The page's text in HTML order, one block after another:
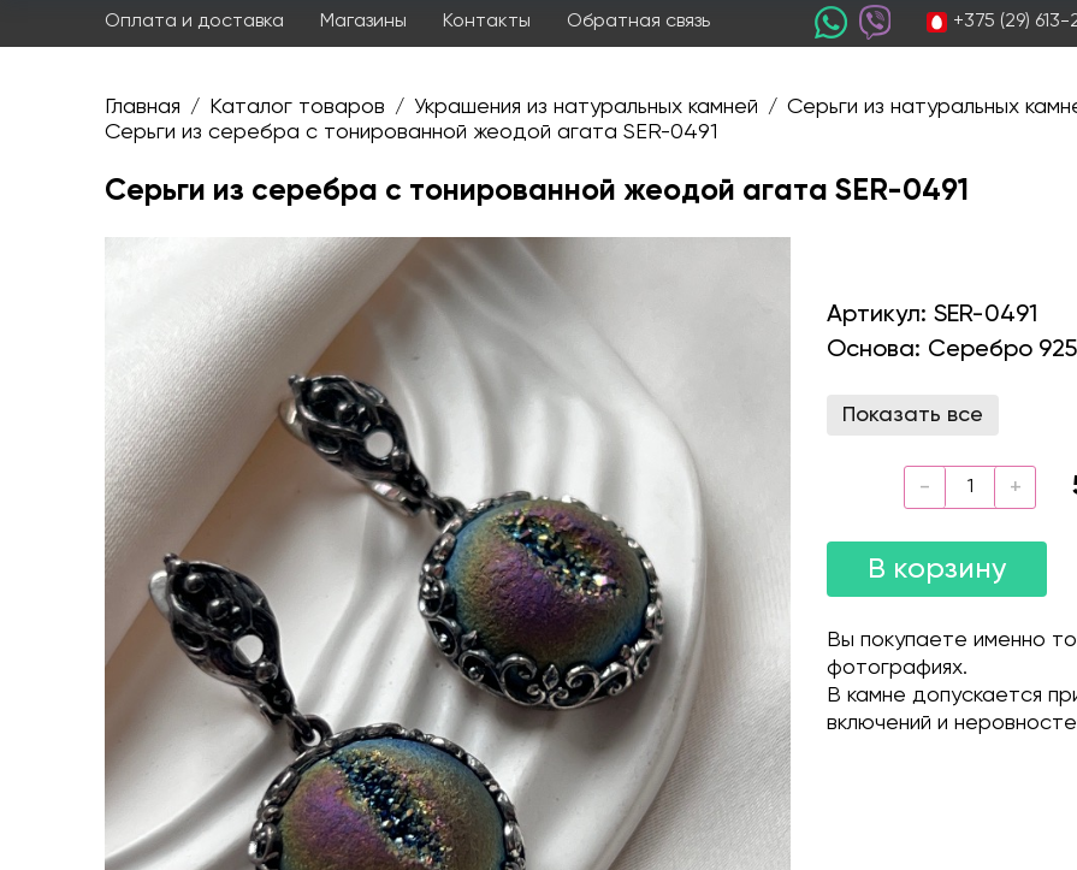
Оплата и доставка Магазины Контакты Обратная связь +375 (29)
Главная / Каталог товаров / Украшения из натуральных камней / Серьги из натуральных
Серьги из серебра с тонированной жеодой агата SER-0491
Серьги из серебра с тонированной жеодой агата SER-0491
Артикул: SER-0491
Основа: Серебро 925
Показать все
В корзину
Вы покупаете именно
фотографиях.
В камне допускается
включений и